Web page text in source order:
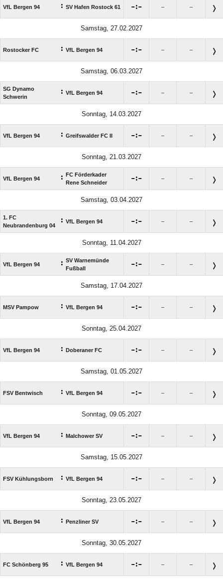
VfL Bergen 94 : SV Hafen Rostock 61 : – –
Samstag, 27.02.2027
Rostocker FC : VfL Bergen 94 : – –
Samstag, 06.03.2027
SG Dynamo
Schwerin
: VfL Bergen 94 : – –
Sonntag, 14.03.2027
VfL Bergen 94 : Greifswalder FC II : – –
Sonntag, 21.03.2027
VfL Bergen 94 : FC Förderkader
Rene Schneider
: – –
Samstag, 03.04.2027
1. FC
Neubrandenburg 04
: VfL Bergen 94 : – –
Sonntag, 11.04.2027
VfL Bergen 94 : SV Warnemünde
Fußball
: – –
Samstag, 17.04.2027
MSV Pampow : VfL Bergen 94 : – –
Sonntag, 25.04.2027
VfL Bergen 94 : Doberaner FC : – –
Samstag, 01.05.2027
FSV Bentwisch : VfL Bergen 94 : – –
Sonntag, 09.05.2027
VfL Bergen 94 : Malchower SV : – –
Samstag, 15.05.2027
FSV Kühlungsborn : VfL Bergen 94 : – –
Sonntag, 23.05.2027
VfL Bergen 94 : Penzliner SV : – –
Sonntag, 30.05.2027
FC Schönberg 95 : VfL Bergen 94 : – –